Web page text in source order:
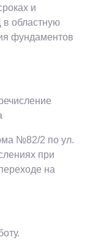
и
областную
фундаментов
№82/2 по ул.
при
на